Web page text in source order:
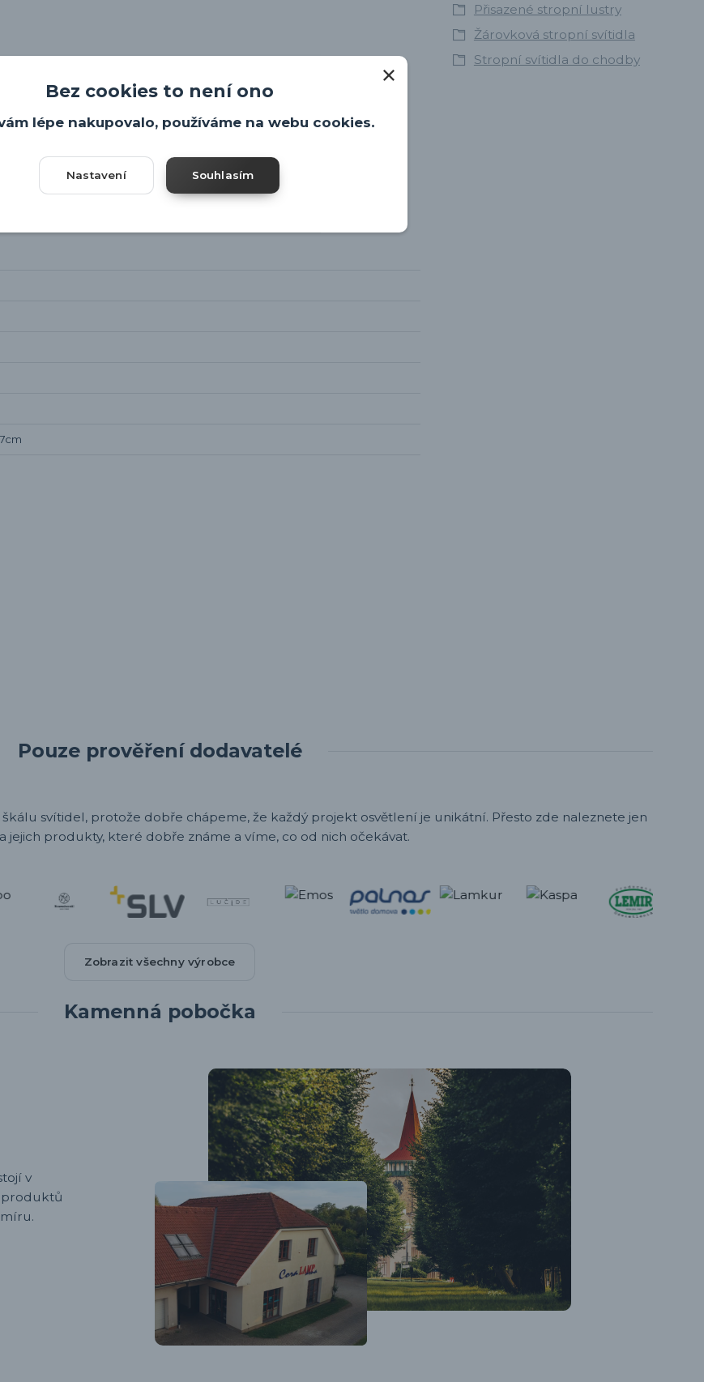
Přisazené stropní lustry
Žárovková stropní svítidla
Stropní svítidla do chodby
Pouze prověření dodavatelé
svítidel, protože dobře chápeme, že každý projekt osvětlení je unikátní. Přesto zde naleznete jen
jejich produkty, které dobře známe a víme, co od nich očekávat.
Zobrazit všechny výrobce
Kamenná pobočka
v
produktů
Bez cookies to není ono
lépe nakupovalo, používáme na webu cookies.
Nastavení Souhlasím